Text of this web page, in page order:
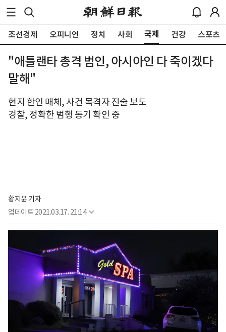
조선경제 오피니언 정치 사회 국제 건강 스포츠
"애틀랜타 총격 범인, 아시아인 다 죽이겠다
말해"
현지 한인 매체, 사건 목격자 진술 보도
경찰, 정확한 범행 동기 확인 중
황지윤 기자
업데이트 2021.03.17. 21:14